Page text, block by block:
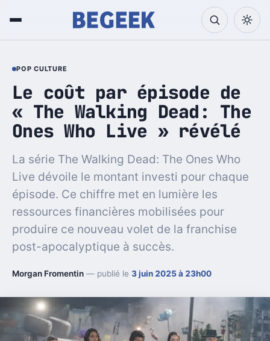
POP CULTURE
Le coût par épisode de
« The Walking Dead: The
Ones Who Live » révélé
La série The Walking Dead: The Ones Who
Live dévoile le montant investi pour chaque
épisode. Ce chiffre met en lumière les
ressources financières mobilisées pour
produire ce nouveau volet de la franchise
post-apocalyptique à succès.
Morgan Fromentin — publié le 3 juin 2025 à 23h00